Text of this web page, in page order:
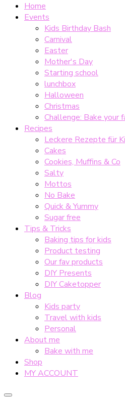
Home
Events
Kids Birthday Bash
Carnival
Easter
Mother's Day
Starting school
lunchbox
Halloween
Christmas
Challenge: Bake your
Recipes
Leckere Rezepte für
Cakes
Cookies, Muffins & Co
Salty
Mottos
No Bake
Quick & Yummy
Sugar free
Tips & Tricks
Baking tips for kids
Product testing
Our fav products
DIY Presents
DIY Caketopper
Blog
Kids party
Travel with kids
Personal
About me
Bake with me
Shop
MY ACCOUNT